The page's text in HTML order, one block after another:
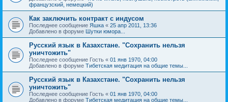
французский, немецкий)
Как заключить контракт с индусом
Последнее сообщение Яшка « 25 апр 2011, 13:36
Добавлено в форуме Шутки юмора...
Русский язык в Казахстане. "Сохранить нельзя
уничтожить"
Последнее сообщение Гость « 01 янв 1970, 04:00
Добавлено в форуме Тибетская медитация на общие темы...
Русский язык в Казахстане. "Сохранить нельзя
уничтожить"
Последнее сообщение Гость « 01 янв 1970, 04:00
Добавлено в форуме Тибетская медитация на общие темы...